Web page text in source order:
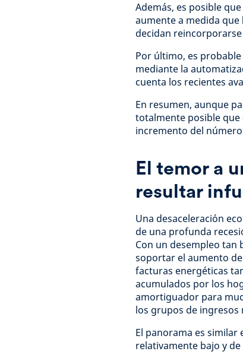
Además, es posible
aumente a medida
decidan
Por último, es
mediante la
cuenta los recientes
En resumen, aunque
totalmente posible que
incremento del
El temor a
resultar
Una desaceleración
de una profunda
Con un desempleo tan
soportar el aumento
facturas energéticas
acumulados por los
amortiguador para
los grupos de ingresos
El panorama es similar
relativamente bajo y